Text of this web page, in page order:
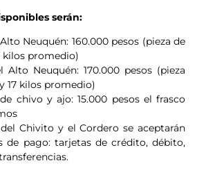
serán:
Neuquén: 160.000 pesos (pieza de
kilos promedio)
Alto Neuquén: 170.000 pesos (pieza
17 kilos promedio)
chivo y ajo: 15.000 pesos el frasco
Chivito y el Cordero se aceptarán
de pago: tarjetas de crédito, débito,